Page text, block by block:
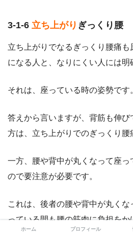
3-1-6 立ち上がり ぎっくり腰
立ち上がりでなるぎっくり腰痛
になる人と、なりにくい人には明
それは、座っている時の姿勢です
答えから言いますが、背筋も伸び
方は、立ち上がりでのぎっくり腰
一方、腰や背中が丸くなって座
ので要注意が必要です。
これは、後者の腰や背中が丸く
っている間も腰の筋肉に負担を
ていても腰が休まる暇がないから
ホーム プロフィール